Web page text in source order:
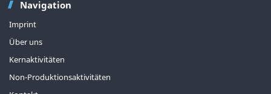
Navigation
Imprint
Über uns
Kernaktivitäten
Non-Produktionsaktivitäten